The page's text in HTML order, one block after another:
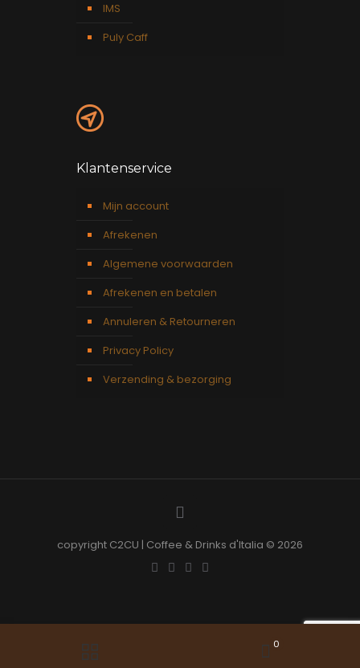
IMS
Puly Caff
Klantenservice
Mijn account
Afrekenen
Algemene voorwaarden
Afrekenen en betalen
Annuleren & Retourneren
Privacy Policy
Verzending & bezorging
copyright C2CU | Coffee & Drinks d'Italia © 2026
0